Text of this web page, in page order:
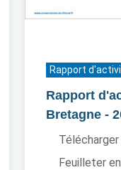
Rapport
Rapport
Bretagne -
Feuilleter